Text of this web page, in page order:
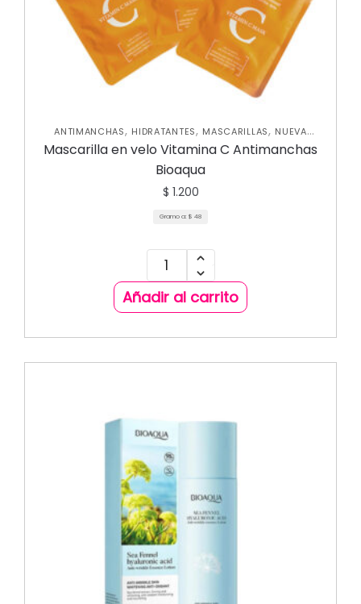
ANTIMANCHAS, HIDRATANTES, MASCARILLAS, NUEVA
COLECCIÓN
ROSTRO SKIN CARE FACIAL
UNCATEGORIZED
Mascarilla en velo Vitamina C Antimanchas
Bioaqua
$ 1.200
Gramo a: $ 48
Añadir al carrito